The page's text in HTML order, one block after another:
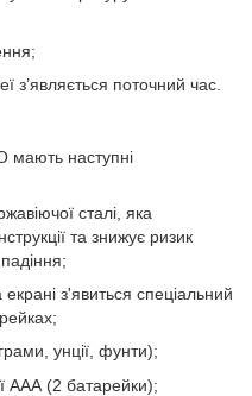
з’являється поточний час.
мають наступні
сталі, яка
та знижує ризик
з'явиться спеціальний
унції, фунти);
ААА (2 батарейки);